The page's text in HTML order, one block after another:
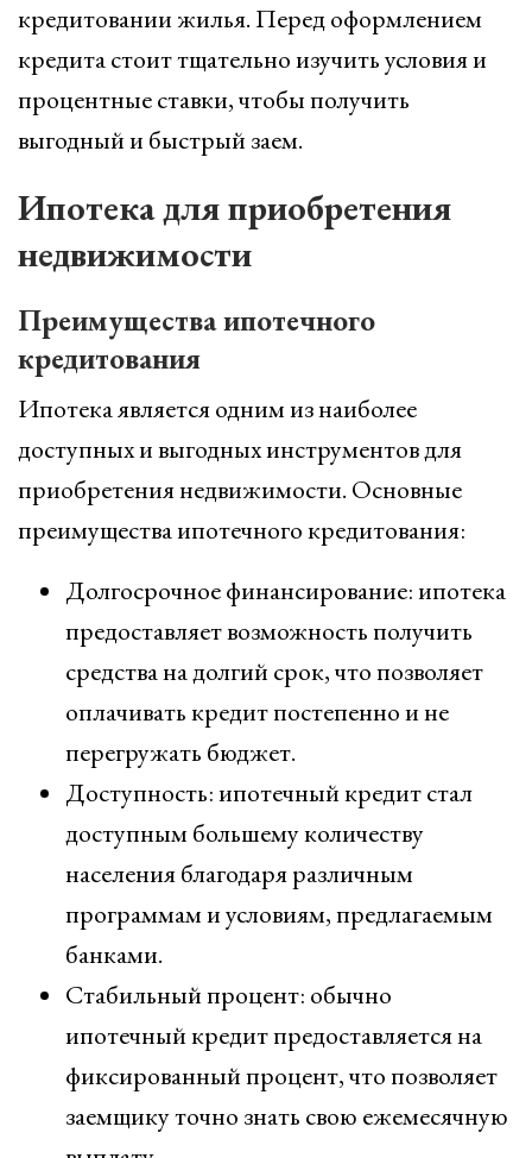
кредитовании жилья. Перед оформлением
кредита стоит тщательно изучить условия и
процентные ставки, чтобы получить
выгодный и быстрый заем.
Ипотека для приобретения
недвижимости
Преимущества ипотечного
кредитования
Ипотека является одним из наиболее
доступных и выгодных инструментов для
приобретения недвижимости. Основные
преимущества ипотечного кредитования:
Долгосрочное финансирование: ипотека
предоставляет возможность получить
средства на долгий срок, что позволяет
оплачивать кредит постепенно и не
перегружать бюджет.
Доступность: ипотечный кредит стал
доступным большему количеству
населения благодаря различным
программам и условиям, предлагаемым
банками.
Стабильный процент: обычно
ипотечный кредит предоставляется на
фиксированный процент, что позволяет
заемщику точно знать свою ежемесячную